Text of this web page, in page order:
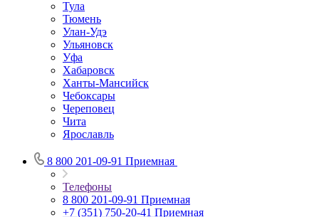
Тула
Тюмень
Улан-Удэ
Ульяновск
Уфа
Хабаровск
Ханты-Мансийск
Чебоксары
Череповец
Чита
Ярославль
8 800 201-09-91 Приемная
Телефоны
8 800 201-09-91 Приемная
+7 (351) 750-20-41 Приемная